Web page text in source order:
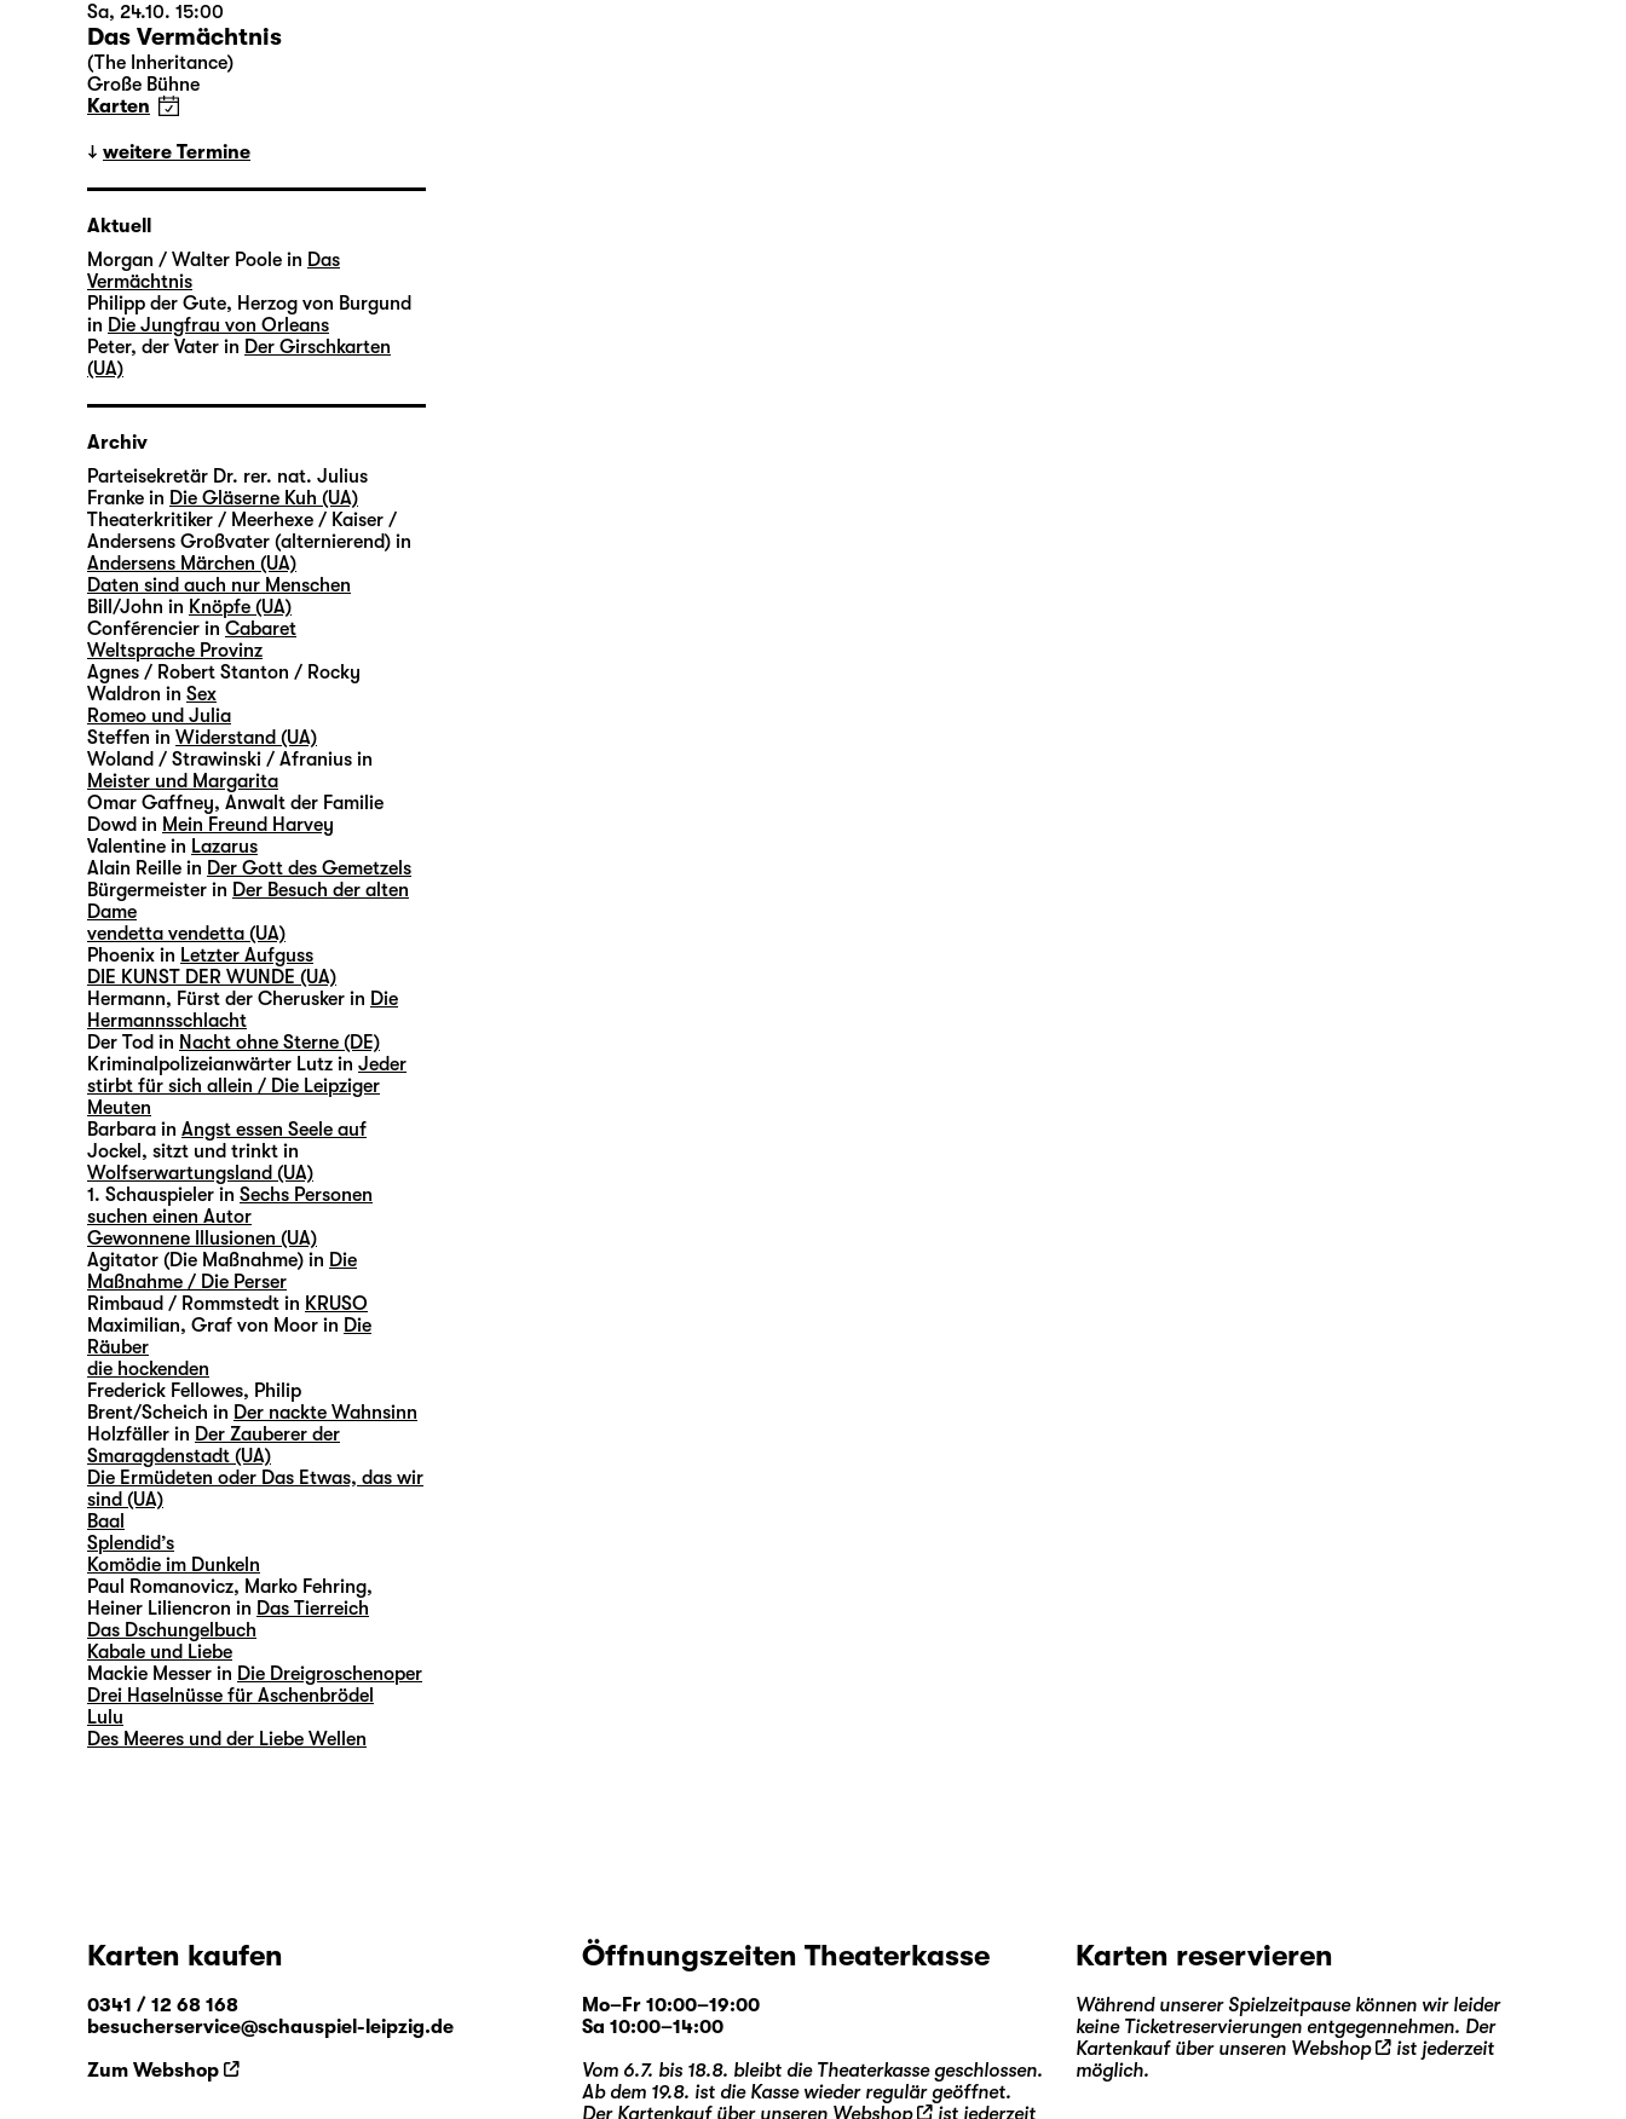
Sa, 24.10. 15:00
Das Vermächtnis
(The Inheritance)
Große Bühne
Karten
weitere Termine
Aktuell
Morgan / Walter Poole in Das
Vermächtnis
Philipp der Gute, Herzog von Burgund
in Die Jungfrau von Orleans
Peter, der Vater in Der Girschkarten
(UA)
Archiv
Parteisekretär Dr. rer. nat. Julius
Franke in Die Gläserne Kuh (UA)
Theaterkritiker / Meerhexe / Kaiser /
Andersens Großvater (alternierend) in
Andersens Märchen (UA)
Daten sind auch nur Menschen
Bill/John in Knöpfe (UA)
Conférencier in Cabaret
Weltsprache Provinz
Agnes / Robert Stanton / Rocky
Waldron in Sex
Romeo und Julia
Steffen in Widerstand (UA)
Woland / Strawinski / Afranius in
Meister und Margarita
Omar Gaffney, Anwalt der Familie
Dowd in Mein Freund Harvey
Valentine in Lazarus
Alain Reille in Der Gott des Gemetzels
Bürgermeister in Der Besuch der alten
Dame
vendetta vendetta (UA)
Phoenix in Letzter Aufguss
DIE KUNST DER WUNDE (UA)
Hermann, Fürst der Cherusker in Die
Hermannsschlacht
Der Tod in Nacht ohne Sterne (DE)
Kriminalpolizeianwärter Lutz in Jeder
stirbt für sich allein / Die Leipziger
Meuten
Barbara in Angst essen Seele auf
Jockel, sitzt und trinkt in
Wolfserwartungsland (UA)
1. Schauspieler in Sechs Personen
suchen einen Autor
Gewonnene Illusionen (UA)
Agitator (Die Maßnahme) in Die
Maßnahme / Die Perser
Rimbaud / Rommstedt in KRUSO
Maximilian, Graf von Moor in Die
Räuber
die hockenden
Frederick Fellowes, Philip
Brent/Scheich in Der nackte Wahnsinn
Holzfäller in Der Zauberer der
Smaragdenstadt (UA)
Die Ermüdeten oder Das Etwas, das wir
sind (UA)
Baal
Splendid’s
Komödie im Dunkeln
Paul Romanovicz, Marko Fehring,
Heiner Liliencron in Das Tierreich
Das Dschungelbuch
Kabale und Liebe
Mackie Messer in Die Dreigroschenoper
Drei Haselnüsse für Aschenbrödel
Lulu
Des Meeres und der Liebe Wellen
Karten kaufen
0341 / 12 68 168
besucherservice@schauspiel-leipzig.de
Zum Webshop
Öffnungszeiten Theaterkasse
Mo–Fr 10:00–19:00
Sa 10:00–14:00
Vom 6.7. bis 18.8. bleibt die Theaterkasse geschlossen.
Ab dem 19.8. ist die Kasse wieder regulär geöffnet.
Der Kartenkauf über unseren Webshop ist jederzeit
Karten reservieren
Während unserer Spielzeitpause können wir leider
keine Ticketreservierungen entgegennehmen. Der
Kartenkauf über unseren Webshop
ist jederzeit
möglich.